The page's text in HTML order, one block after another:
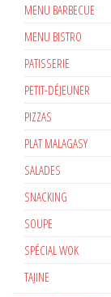
MENU BARBECUE
MENU BISTRO
PATISSERIE
PETIT-DÉJEUNER
PIZZAS
PLAT MALAGASY
SALADES
SNACKING
SOUPE
SPÉCIAL WOK
TAJINE